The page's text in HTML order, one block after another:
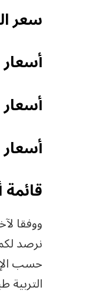
سعر
ووفقا
نرصد
حسب
التربية